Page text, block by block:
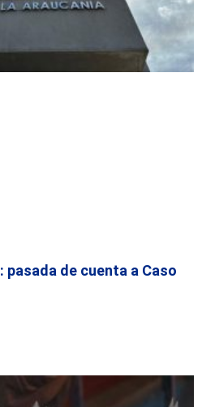
pasada de cuenta a Caso